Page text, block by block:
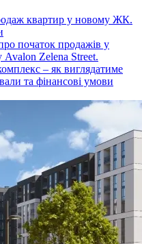
квартир у новому ЖК.
початок продажів у
Avalon Zelena Street.
– як виглядатиме
та фінансові умови